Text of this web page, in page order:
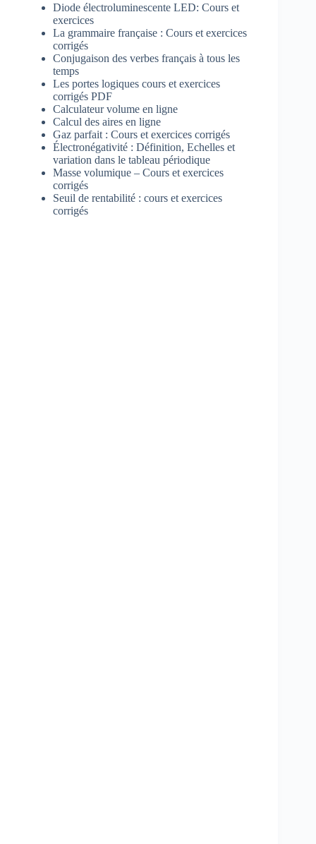
Diode électroluminescente LED: Cours et
exercices
La grammaire française : Cours et exercices
corrigés
Conjugaison des verbes français à tous les
temps
Les portes logiques cours et exercices
corrigés PDF
Calculateur volume en ligne
Calcul des aires en ligne
Gaz parfait : Cours et exercices corrigés
Électronégativité : Définition, Echelles et
variation dans le tableau périodique
Masse volumique – Cours et exercices
corrigés
Seuil de rentabilité : cours et exercices
corrigés